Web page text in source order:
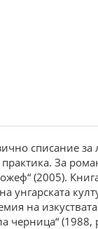
списание за
За
(2005).
унгарската
на
черница“